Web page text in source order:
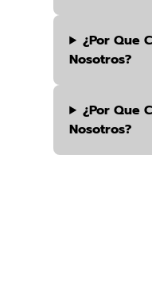
¿por Que
Nosotros?
¿por Que
Nosotros?